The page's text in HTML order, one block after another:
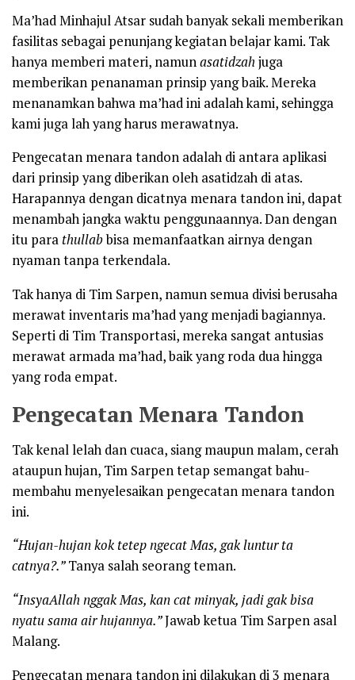
Ma’had Minhajul Atsar sudah banyak sekali memberikan
fasilitas sebagai penunjang kegiatan belajar kami. Tak
hanya memberi materi, namunasatidzah juga
memberikan penanaman prinsip yang baik. Mereka
menanamkan bahwa ma’had ini adalah kami, sehingga
kami juga lah yang harus merawatnya.
Pengecatan menara tandon adalah di antara aplikasi
dari prinsip yang diberikan oleh asatidzah di atas.
Harapannya dengan dicatnya menara tandon ini, dapat
menambah jangka waktu penggunaannya. Dan dengan
itu para thullabbisa memanfaatkan airnya dengan
nyaman tanpa terkendala.
Tak hanya di Tim Sarpen, namun semua divisi berusaha
merawat inventaris ma’had yang menjadi bagiannya.
Seperti di Tim Transportasi, mereka sangat antusias
merawat armada ma’had, baik yang roda dua hingga
yang roda empat.
Pengecatan Menara Tandon
Tak kenal lelah dan cuaca, siang maupun malam, cerah
ataupun hujan, Tim Sarpen tetap semangat bahu-
membahu menyelesaikan pengecatan menara tandon
ini.
“Hujan-hujan kok tetep ngecat Mas, gak luntur ta
catnya?.”Tanya salah seorang teman.
“InsyaAllah nggak Mas, kan cat minyak, jadi gak bisa
nyatu sama air hujannya.”Jawab ketua Tim Sarpen asal
Malang.
Pengecatan menara tandon ini dilakukan di 3 menara